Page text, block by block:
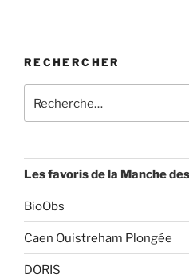
RECHERCHER
pour
Les favoris de la Manche
BioObs
Caen Ouistreham Plongée
DORIS